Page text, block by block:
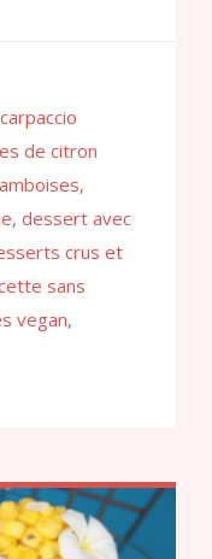
carpaccio
de citron
,
, dessert avec
crus et
sans
vegan,